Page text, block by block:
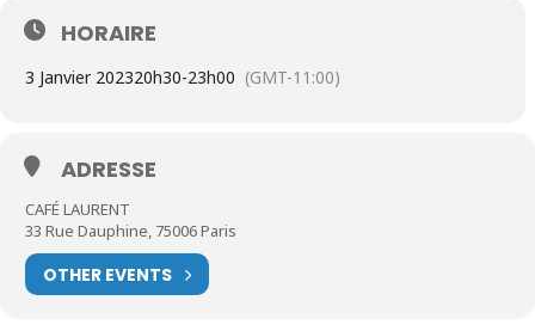
HORAIRE
3 Janvier 202320h30-23h00 (GMT-11:00)
ADRESSE
CAFÉ LAURENT
33 Rue Dauphine, 75006 Paris
OTHER EVENTS